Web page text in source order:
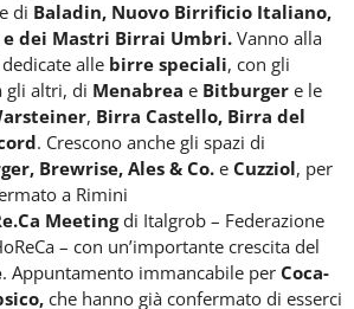
di Baladin, Nuovo Birrificio Italiano,
dei Mastri Birrai Umbri. Vanno alla
alle birre speciali, con gli
altri, di Menabrea e Bitburger e le
, Birra Castello, Birra del
. Crescono anche gli spazi di
Brewrise, Ales & Co. e Cuzziol, per
a Rimini
Meetingdi Italgrob – Federazione
– con un’importante crescita del
. Appuntamento immancabile per Coca-
che hanno già confermato di esserci